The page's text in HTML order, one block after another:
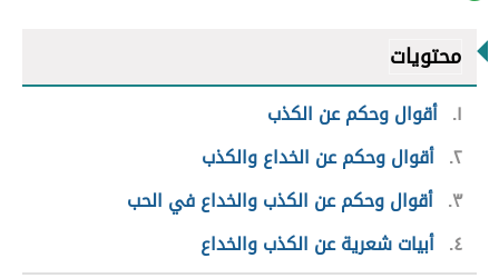
محتويات
١ أقوال وحكم عن الكذب
٢ أقوال وحكم عن الخداع والكذب
٣ أقوال وحكم عن الكذب والخداع في الحب
٤ أبيات شعرية عن الكذب والخداع